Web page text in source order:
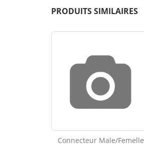
PRODUITS SIMILAIRES
Connecteur Male/Femelle